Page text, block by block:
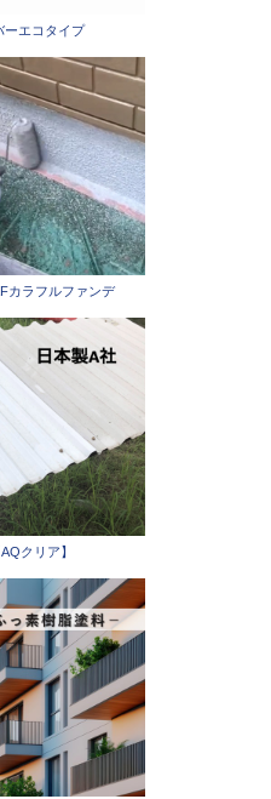
ーエコタイプ
カラフルファンデ
クリア】